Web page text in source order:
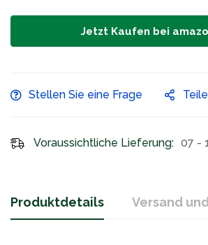
Jetzt Kaufen bei
Stellen Sie eine Frage
Voraussichtliche Lieferung: 07 -
Produktdetails Versand